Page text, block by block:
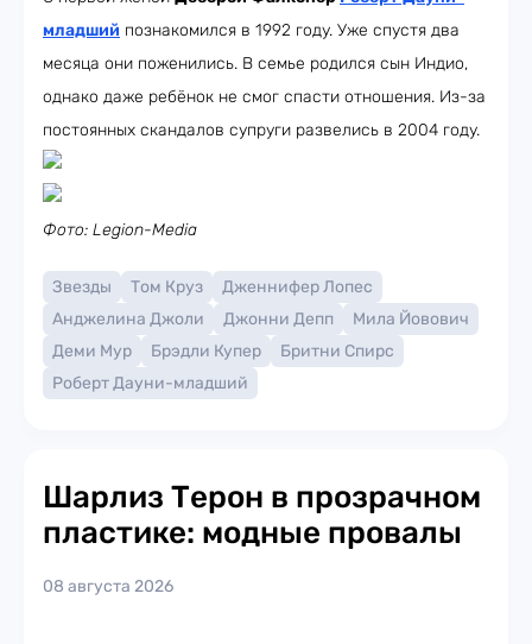
младший познакомился в 1992 году. Уже спустя два
месяца они поженились. В семье родился сын Индио,
однако даже ребёнок не смог спасти отношения. Из-за
постоянных скандалов супруги развелись в 2004 году.
Фото: Legion-Media
Звезды Том Круз
Дженнифер Лопес
Анджелина Джоли
Джонни Депп
Мила Йовович
Деми Мур
Брэдли Купер
Бритни Спирс
Роберт Дауни-младший
Шарлиз Терон в прозрачном
пластике: модные провалы
08 августа 2026